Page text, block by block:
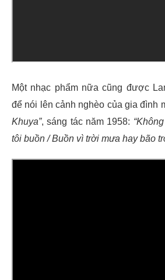
Một nhạc phẩm nữa cũng được
để nói lên cảnh nghèo của gia đình
Khuya”, sáng tác năm 1958:
tôi buồn / Buồn vì trời mưa hay bão